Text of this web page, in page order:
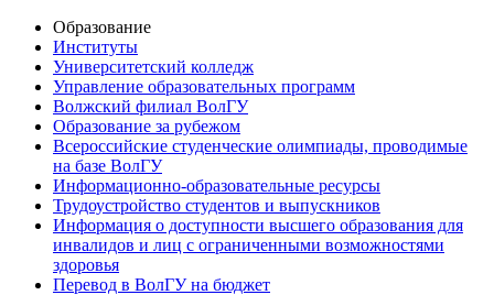
Образование
Институты
Университетский колледж
Управление образовательных программ
Волжский филиал ВолГУ
Образование за рубежом
Всероссийские студенческие олимпиады, проводимые
на базе ВолГУ
Информационно-образовательные ресурсы
Трудоустройство студентов и выпускников
Информация о доступности высшего образования для
инвалидов и лиц с ограниченными возможностями
здоровья
Перевод в ВолГУ на бюджет